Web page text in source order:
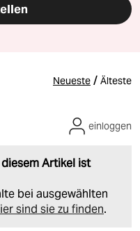
Neueste / Älteste
Artikel ist
bei ausgewählten
sind sie zu finden.
einloggen